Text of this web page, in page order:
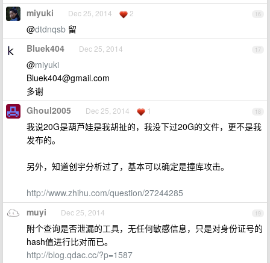
16
miyuki Dec 25, 2014 2
@dtdnqsb 留
17
Bluek404 Dec 25, 2014
@miyuki
Bluek404@gmail.com
多谢
18
Ghoul2005 Dec 25, 2014 1
我说20G是葫芦娃是我胡扯的，我没下过20G的文件，更不是我
发布的。
另外，知道创宇分析过了，基本可以确定是撞库攻击。
http://www.zhihu.com/question/27244285
19
muyi Dec 25, 2014
附个查询是否泄漏的工具，无任何敏感信息，只是对身份证号的
hash值进行比对而已。
http://blog.qdac.cc/?p=1587